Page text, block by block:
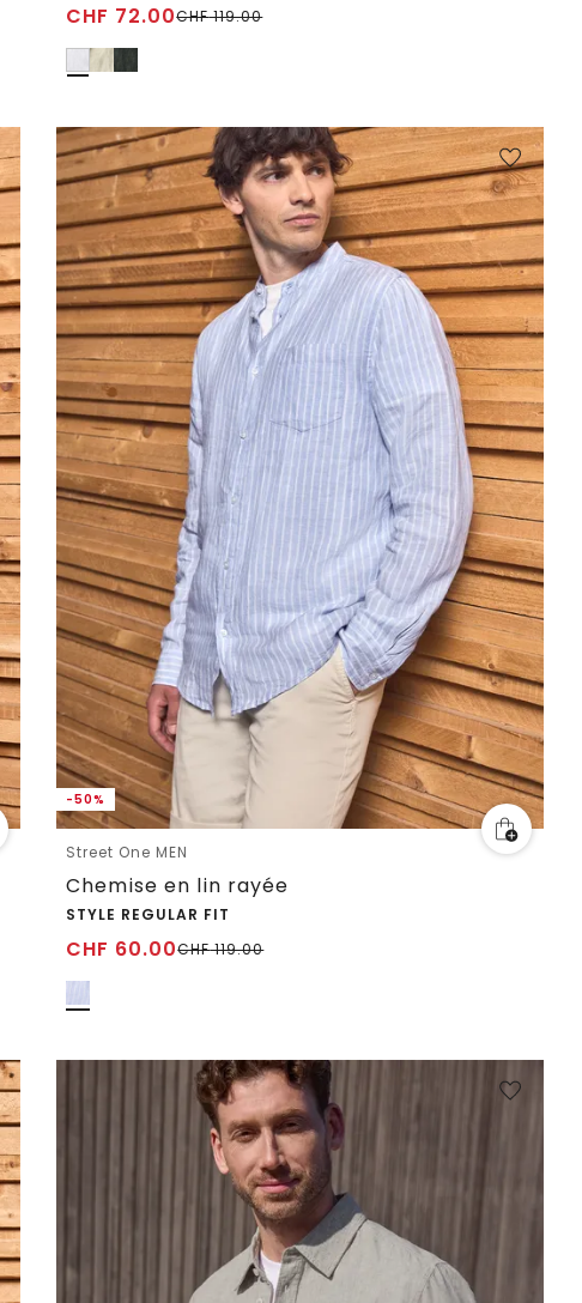
CHF 72.00CHF119.00
-50%
Street One MEN
Chemise en lin rayée
STYLE REGULAR FIT
CHF 60.00CHF119.00